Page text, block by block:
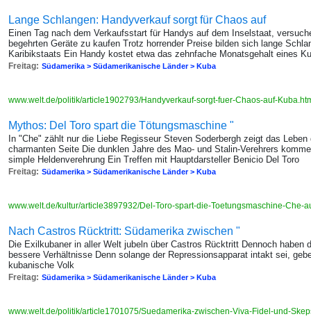
Lange Schlangen: Handyverkauf sorgt für Chaos auf
Einen Tag nach dem Verkaufsstart für Handys auf dem Inselstaat,
begehrten Geräte zu kaufen Trotz horrender Preise bilden sich lange
Karibikstaats Ein Handy kostet etwa das zehnfache Monatsgehalt eines
Freitag: Südamerika > Südamerikanische Länder > Kuba
www.welt.de/politik/article1902793/Handyverkauf-sorgt-fuer-Chaos-auf-
Mythos: Del Toro spart die Tötungsmaschine "
In "Che" zählt nur die Liebe Regisseur Steven Soderbergh zeigt das
charmanten Seite Die dunklen Jahre des Mao- und Stalin-Verehrers
simple Heldenverehrung Ein Treffen mit Hauptdarsteller Benicio Del Toro
Freitag: Südamerika > Südamerikanische Länder > Kuba
www.welt.de/kultur/article3897932/Del-Toro-spart-die-Toetungsmaschine-Che-
Nach Castros Rücktritt: Südamerika zwischen "
Die Exilkubaner in aller Welt jubeln über Castros Rücktritt Dennoch haben
bessere Verhältnisse Denn solange der Repressionsapparat intakt sei,
kubanische Volk
Freitag: Südamerika > Südamerikanische Länder > Kuba
www.welt.de/politik/article1701075/Suedamerika-zwischen-Viva-Fidel-und-